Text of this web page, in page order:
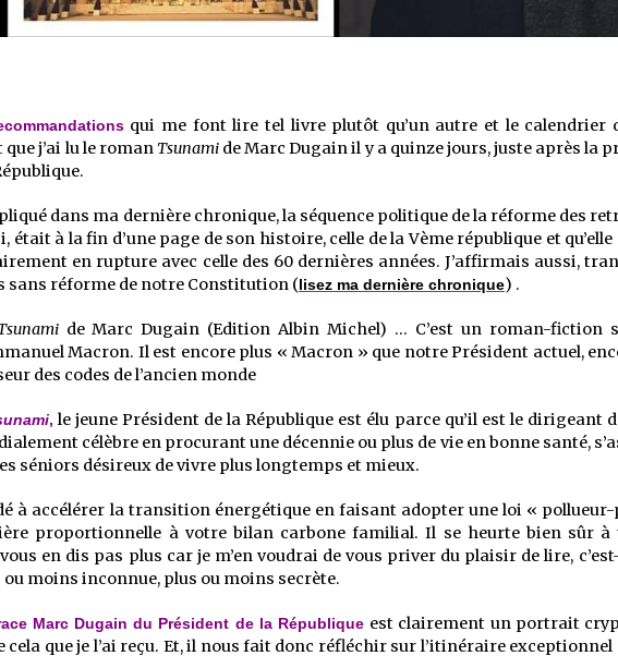
qui me font lire tel livre plutôt qu’un autre et le calendrier
j’ai lu le roman Tsunamide Marc Dugain il y a quinze jours, juste après la
dans ma dernière chronique, la séquence politique de la réforme des
était à la fin d’une page de son histoire, celle de la Vèmerépublique et
en rupture avec celle des 60 dernières années. J’affirmais aussi,
sans réforme de notre Constitution (lisez ma dernière chronique) .
de Marc Dugain (Edition Albin Michel) … C’est un roman-fiction
Macron. Il est encore plus « Macron » que notre Président actuel,
des codes de l’ancien monde
, le jeune Président de la République est élu parce qu’il est le dirigeant
célèbre en procurant une décennie ou plus de vie en bonne santé,
séniors désireux de vivre plus longtemps et mieux.
à accélérer la transition énergétique en faisant adopter une loi «
proportionnelle à votre bilan carbone familial. Il se heurte bien sûr à
en dis pas plus car je m’en voudrai de vous priver du plaisir de lire,
moins inconnue, plus ou moins secrète.
Marc Dugain du Président de la République est clairement un portrait
cela que je l’ai reçu. Et, il nous fait donc réfléchir sur l’itinéraire